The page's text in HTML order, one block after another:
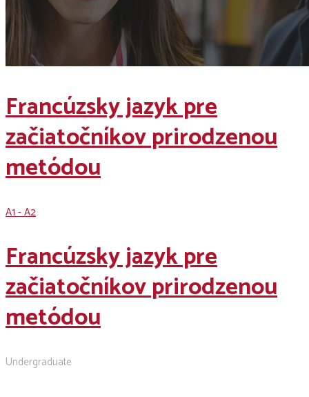
Francúzsky jazyk pre
začiatočníkov prirodzenou
metódou
A1 - A2
Francúzsky jazyk pre
začiatočníkov prirodzenou
metódou
Undergraduate